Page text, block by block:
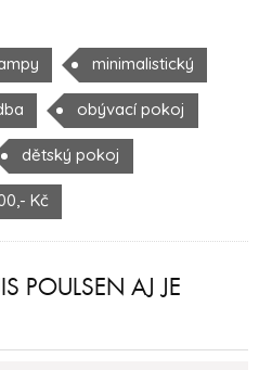
minimalistický
obývací pokoj
dětský pokoj
Kč
POULSEN AJ JE